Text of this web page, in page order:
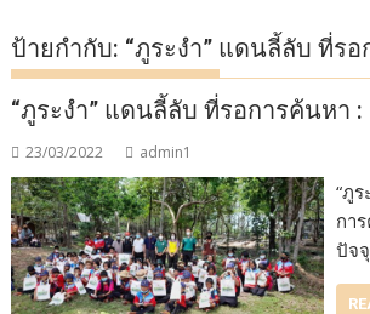
ป้ายกำกับ: “ภูระงำ” แดนลี้ลับ ที่ร
“ภูระงำ” แดนลี้ลับ ที่รอการค้นหา :
23/03/2022 admin1
“ภู
กา
ปัจ